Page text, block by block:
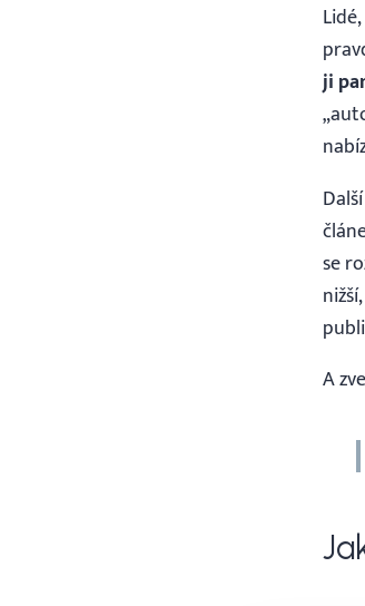
ji
se
A